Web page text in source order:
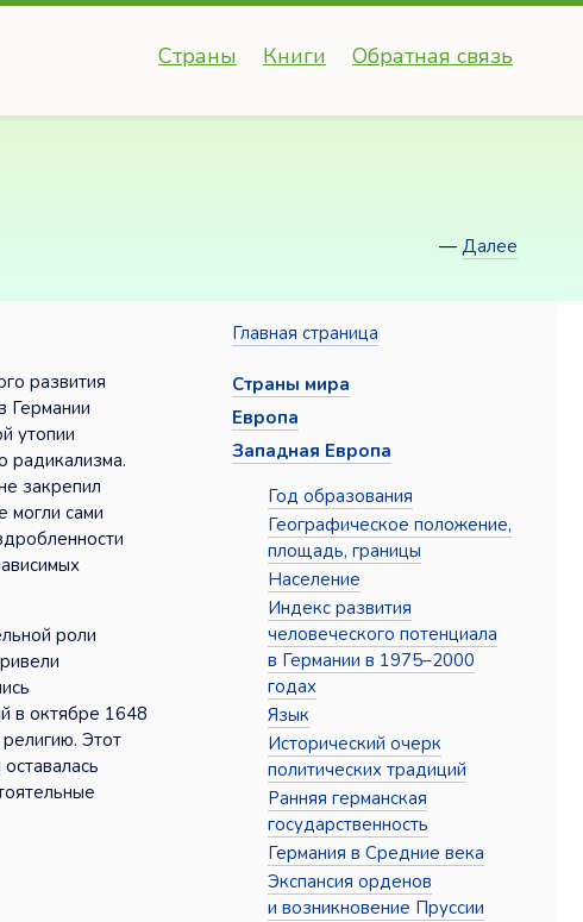
Страны Книги Обратная связь
— Далее
развития
Германии
утопии
радикализма.
закрепил
могли сами
роли
в октябре 1648
Этот
Главная страница
Страны мира
Европа
Западная Европа
Год образования
Географическое положение,
площадь, границы
Население
Индекс развития
человеческого потенциала
в Германии в 1975–2000
годах
Язык
Исторический очерк
политических традиций
Ранняя германская
государственность
Германия в Средние века
Экспансия орденов
и возникновение Пруссии